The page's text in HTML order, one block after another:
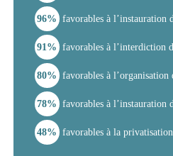
96% favorables à l’instauration
91% favorables à l’interdiction
80% favorables à l’organisation
78% favorables à l’instauration
48% favorables à la